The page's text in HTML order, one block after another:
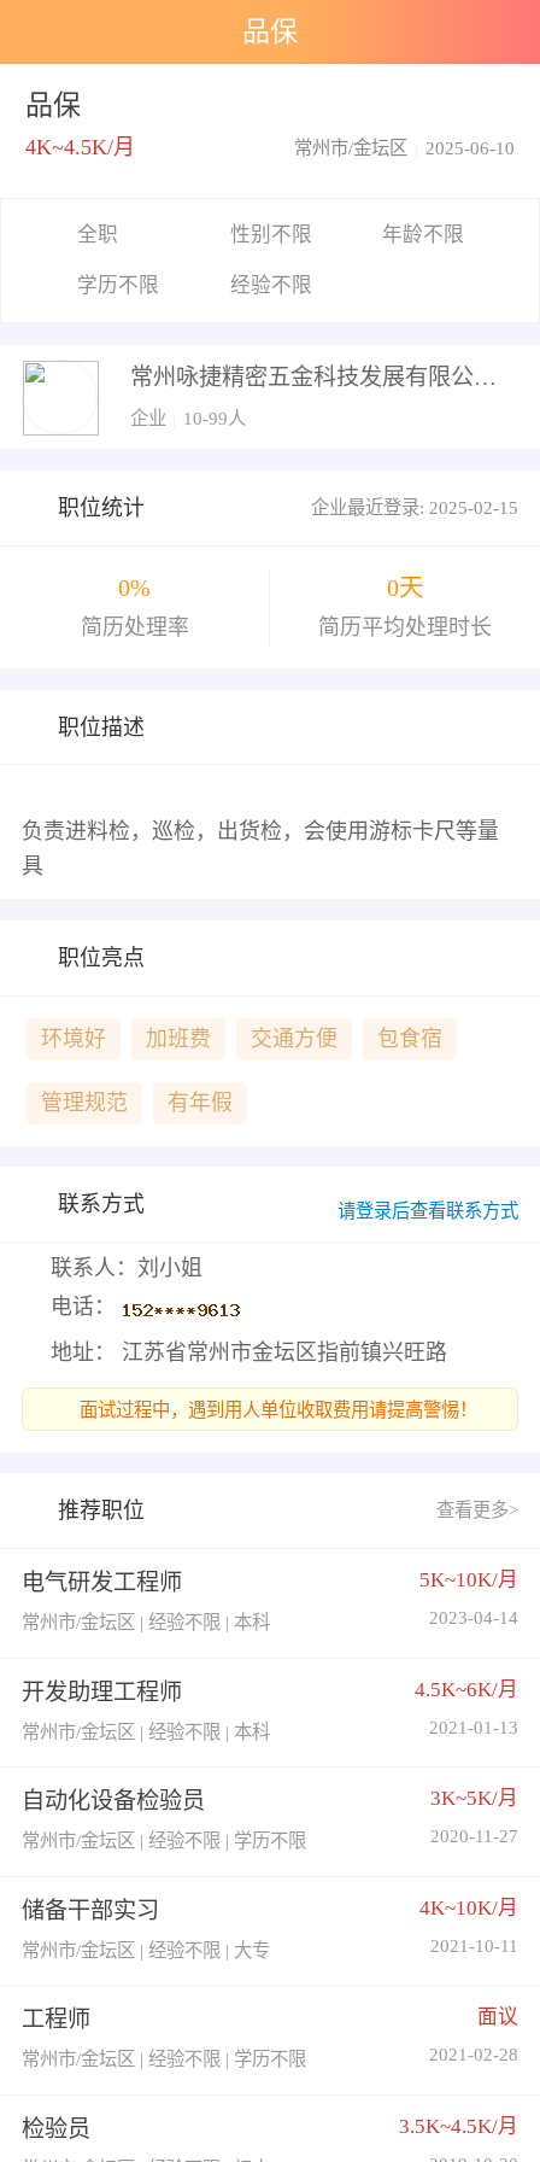
品保
品保
4K~4.5K/月 2025-06-10
常州市/金坛区
全职 性别不限 年龄不限
学历不限 经验不限
常州咏捷精密五金科技发展有限公司
企业 10-99人
职位统计 企业最近登录: 2025-02-15
0%
简历处理率
0天
简历平均处理时长
职位描述
负责进料检，巡检，出货检，会使用游标卡尺等量
职位亮点
环境好 加班费 交通方便 包食宿
管理规范 有年假
联系方式 请登录后查看联系方式
联系人：刘小姐
电话：
地址： 江苏省常州市金坛区指前镇兴旺路
面试过程中，遇到用人单位收取费用请提高警惕！
推荐职位 查看更多>
电气研发工程师 5K~10K/月
常州市/金坛区 | 经验不限 | 本科 2023-04-14
开发助理工程师 4.5K~6K/月
常州市/金坛区 | 经验不限 | 本科 2021-01-13
自动化设备检验员 3K~5K/月
常州市/金坛区 | 经验不限 | 学历不限 2020-11-27
储备干部实习 4K~10K/月
常州市/金坛区 | 经验不限 | 大专 2021-10-11
工程师 面议
常州市/金坛区 | 经验不限 | 学历不限 2021-02-28
检验员 3.5K~4.5K/月